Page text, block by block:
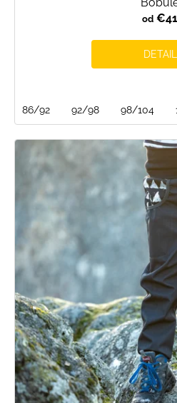
od €41
DETAIL
86/92 92/98 98/104